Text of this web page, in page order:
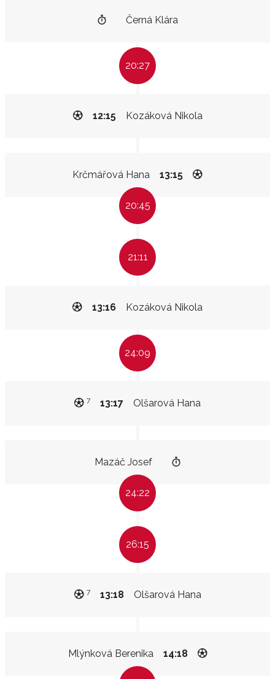
Černá Klára
20:27
Kozáková Nikola
12:15
Krčmářová Hana 13:15
20:45
21:11
Kozáková Nikola
13:16
24:09
Olšarová Hana
13:17
7
Mazáč Josef
24:22
26:15
Olšarová Hana
13:18
7
Mlýnková Berenika 14:18